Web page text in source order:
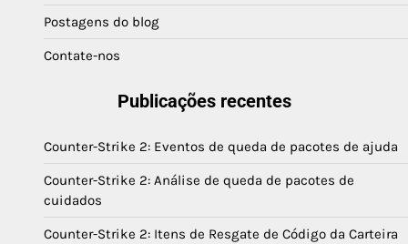
Postagens do blog
Contate-nos
Publicações recentes
Counter-Strike 2: Eventos de queda de pacotes de ajuda
Counter-Strike 2: Análise de queda de pacotes de
cuidados
Counter-Strike 2: Itens de Resgate de Código da Carteira